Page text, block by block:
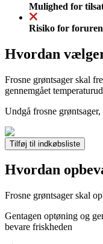
Mulighed for
Risiko for
Hvordan
Frosne grøntsager skal
gennemgået
Undgå frosne
Tilføj til indkøbsliste
Hvordan
Frosne grøntsager skal
Gentagen optøning og
bevare friskheden